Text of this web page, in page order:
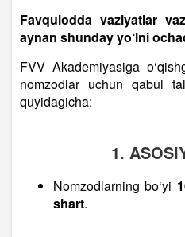
Favqulodda vaziyatlar
aynan shunday yo‘lni
FVV Akademiyasiga
nomzodlar uchun qabul
quyidagicha:
1.
Nomzodlarning bo‘yi
shart.